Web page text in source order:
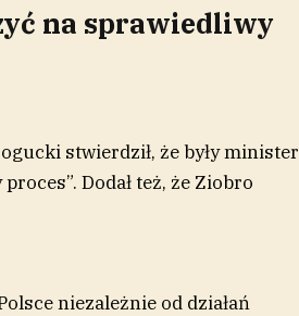
na sprawiedliwy
stwierdził, że były minister
Dodał też, że Ziobro
niezależnie od działań